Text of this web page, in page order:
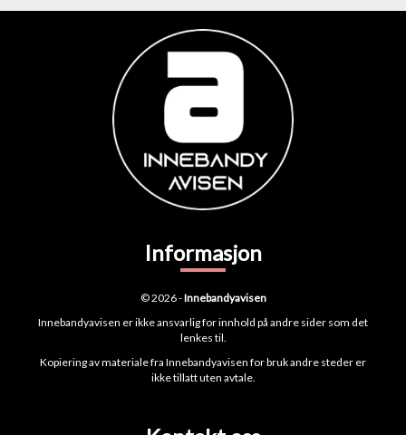
Informasjon
© 2026 -Innebandyavisen
Innebandyavisen er ikke ansvarlig for innhold på andre sider som det
lenkes til.
Kopiering av materiale fra Innebandyavisen for bruk andre steder er
ikke tillatt uten avtale.